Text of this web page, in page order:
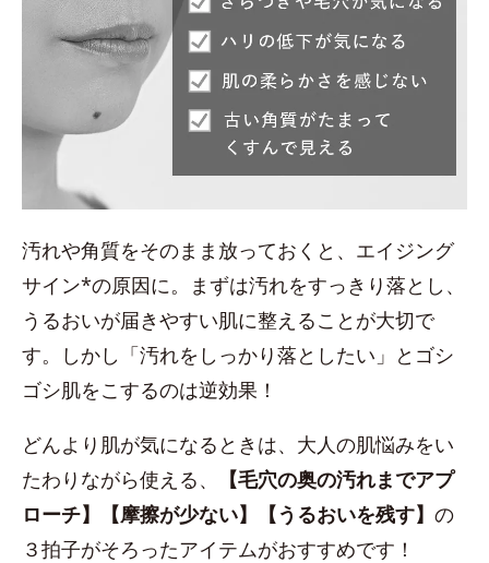
汚れや角質をそのまま放っておくと、エイジング
サイン*の原因に。まずは汚れをすっきり落とし、
うるおいが届きやすい肌に整えることが大切で
す。しかし「汚れをしっかり落としたい」とゴシ
ゴシ肌をこするのは逆効果！
どんより肌が気になるときは、大人の肌悩みをい
たわりながら使える、
【毛穴の奥の汚れまでアプ
ローチ】【摩擦が少ない】【うるおいを残す】 の
３拍子がそろったアイテムがおすすめです！